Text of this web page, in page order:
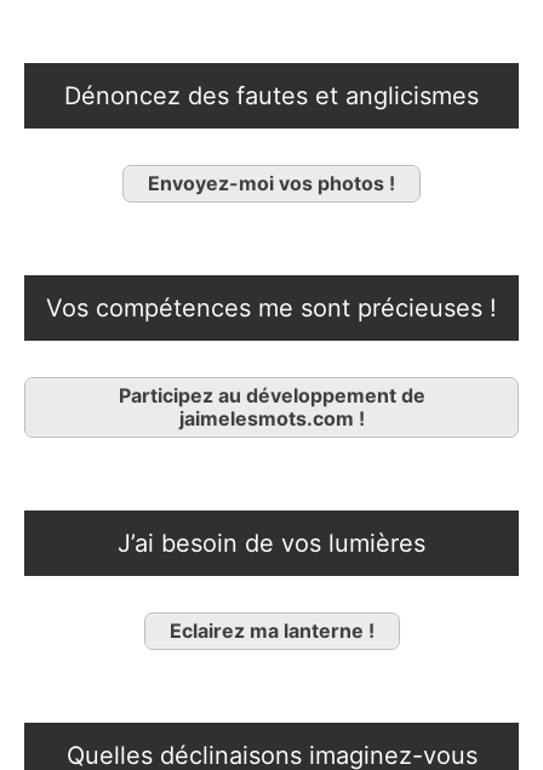
Dénoncez des fautes et anglicismes
Envoyez-moi vos photos !
Vos compétences me sont précieuses !
Participez au développement de
jaimelesmots.com !
J’ai besoin de vos lumières
Eclairez ma lanterne !
Quelles déclinaisons imaginez-vous